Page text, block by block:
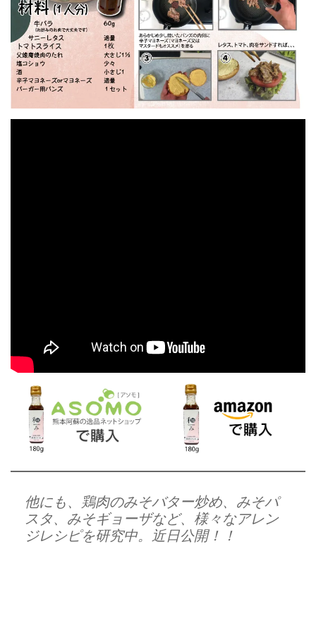
他にも、鶏肉のみそバター炒め、みそパ
スタ、みそギョーザなど、様々なアレン
ジレシピを研究中。近日公開！！